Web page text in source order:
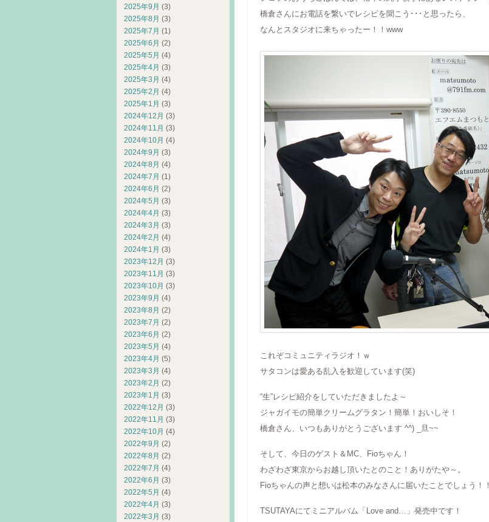
橋倉さんにお電話を繋いでレシピを聞こう･･･と思ったら、
なんとスタジオに来ちゃったー！！www
これぞコミュニティラジオ！ｗ
サタコンは愛ある乱入を歓迎しています(笑)
“生”レシピ紹介をしていただきましたよ～
ジャガイモの簡単クリームグラタン！簡単！おいしそ！
橋倉さん、いつもありがとうございます ^^) _旦~~
そして、今日のゲスト＆MC、Fioちゃん！
わざわざ東京からお越し頂いたとのこと！ありがたや～。
Fioちゃんの声と想いは松本のみなさんに届いたことでしょう！！
TSUTAYAにてミニアルバム「Love and…」発売中です！
2025年9月 (3)
2025年8月 (3)
2025年7月 (1)
2025年6月 (2)
2025年5月 (4)
2025年4月 (3)
2025年3月 (4)
2025年2月 (4)
2025年1月 (3)
2024年12月 (3)
2024年11月 (3)
2024年10月 (4)
2024年9月 (3)
2024年8月 (4)
2024年7月 (1)
2024年6月 (2)
2024年5月 (3)
2024年4月 (3)
2024年3月 (3)
2024年2月 (4)
2024年1月 (3)
2023年12月 (3)
2023年11月 (3)
2023年10月 (3)
2023年9月 (4)
2023年8月 (2)
2023年7月 (2)
2023年6月 (2)
2023年5月 (4)
2023年4月 (5)
2023年3月 (4)
2023年2月 (2)
2023年1月 (3)
2022年12月 (3)
2022年11月 (3)
2022年10月 (4)
2022年9月 (2)
2022年8月 (2)
2022年7月 (4)
2022年6月 (3)
2022年5月 (4)
2022年4月 (3)
2022年3月 (3)